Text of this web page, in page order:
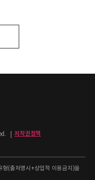
저작권정책
형(출처명시+상업적 이용금지)을